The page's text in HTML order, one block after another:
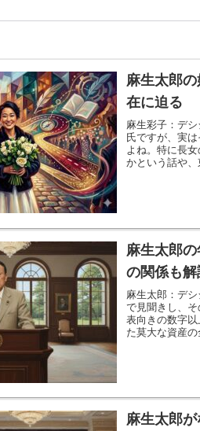
麻生太郎
在に迫る
麻生彩子：デ
氏ですが、実
よね。特に長
かという話や
麻生太郎
の関係も解
麻生太郎：デ
で見聞きし、
表向きの数字
た莫大な資産の
麻生太郎